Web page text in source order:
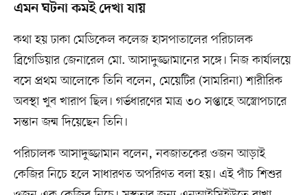
এমন ঘটনা কমই দেখা যায়
কথা হয় ঢাকা মেডিকেল কলেজ হাসপাতালের পরিচালক
ব্রিগেডিয়ার জেনারেল মো. আসাদুজ্জামানের সঙ্গে। নিজ কার্যালয়ে
বসে প্রথম আলোকে তিনি বলেন, মেয়েটির (সামরিনা) শারীরিক
অবস্থা খুব খারাপ ছিল। গর্ভধারণের মাত্র ৩০ সপ্তাহে অস্ত্রোপচারে
সন্তান জন্ম দিয়েছেন তিনি।
পরিচালক আসাদুজ্জামান বলেন, নবজাতকের ওজন আড়াই
কেজির নিচে হলে সাধারণত অপরিণত বলা হয়। এই পাঁচ শিশুর